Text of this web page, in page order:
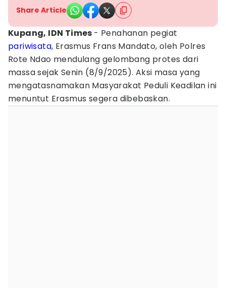
Share Article
Kupang, IDN Times - Penahanan pegiat
pariwisata, Erasmus Frans Mandato, oleh Polres
Rote Ndao mendulang gelombang protes dari
massa sejak Senin (8/9/2025). Aksi masa yang
mengatasnamakan Masyarakat Peduli Keadilan ini
menuntut Erasmus segera dibebaskan.